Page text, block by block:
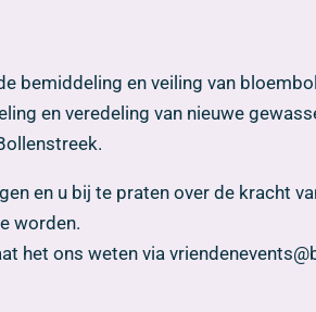
bemiddeling en veiling van
en veredeling van nieuwe
en u bij te praten over de kracht
worden.
het ons weten via